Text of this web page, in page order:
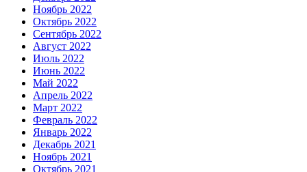
Ноябрь 2022
Октябрь 2022
Сентябрь 2022
Август 2022
Июль 2022
Июнь 2022
Май 2022
Апрель 2022
Март 2022
Февраль 2022
Январь 2022
Декабрь 2021
Ноябрь 2021
Октябрь 2021